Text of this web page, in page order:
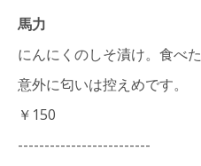
馬力
にんにくのしそ漬け。食べ
意外に匂いは控えめです。
￥150
-------------------------